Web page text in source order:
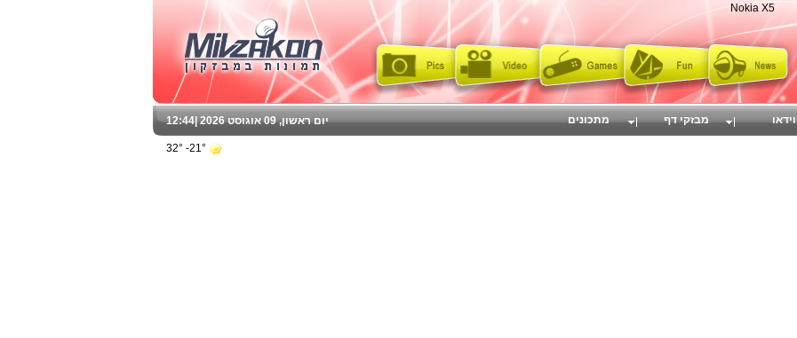
Nokia X5
12:44 יום ראשון, 09 אוגוסט 2026 | וידאו מבזקי דף מתכונים
21°- 32°